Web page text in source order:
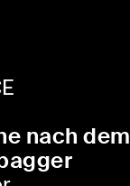
nach dem